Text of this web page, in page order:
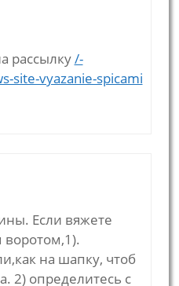
рассылку/-
site-vyazanie-spicami
Если вяжете
воротом,1).
на шапку, чтоб
2) определитесь с